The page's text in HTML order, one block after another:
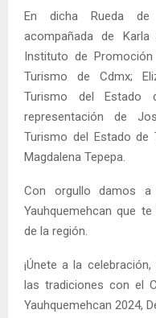
En dicha Rueda de
acompañada de
Instituto de
Turismo de Cdmx;
Turismo del Estado
representación de
Turismo del Estado de
Magdalena Tepepa.
Con orgullo damos
Yauhquemehcan que
de la región.
¡Únete a la
las tradiciones con el
Yauhquemehcan 2024,